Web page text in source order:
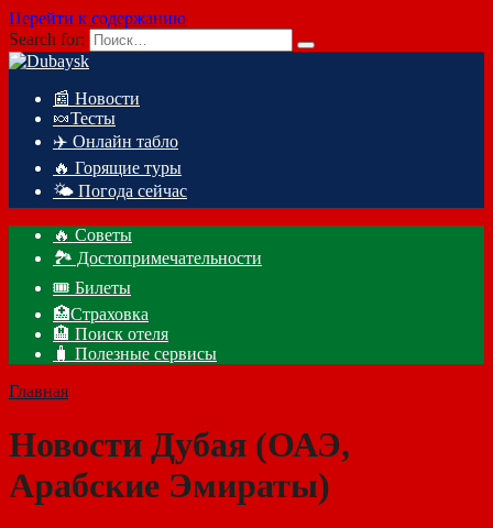
Перейти к содержанию
Search for:
📰 Новости
🍬Тесты
✈️ Онлайн табло
🔥 Горящие туры
🌤️ Погода сейчас
🔥 Советы
🏞️ Достопримечательности
🎟️ Билеты
🏥Страховка
🏨 Поиск отеля
🧳 Полезные сервисы
Главная
Новости Дубая (ОАЭ,
Арабские Эмираты)